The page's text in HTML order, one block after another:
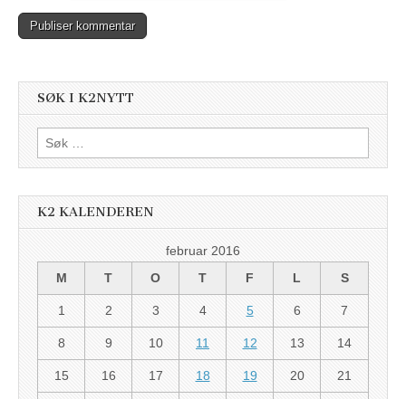
SØK I K2NYTT
Søk
etter:
K2 KALENDEREN
februar 2016
M
T O T F L S
1 2 3 4 5 6 7
8 9 10 11 12 13 14
15 16 17 18 19 20 21